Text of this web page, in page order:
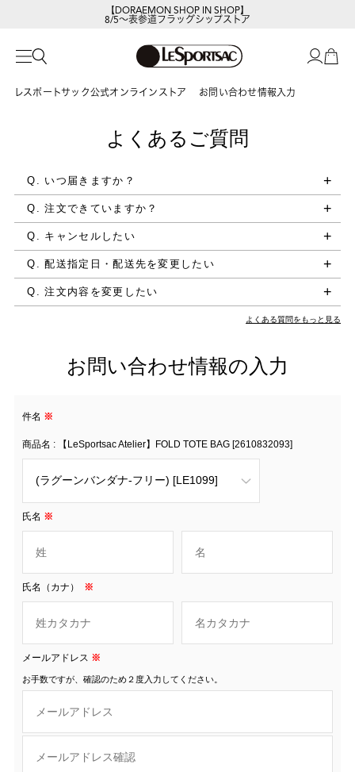
【DORAEMON SHOP IN SHOP】
8/5～表参道フラッグシップストア
レスポートサック公式オンラインストア お問い合わせ情報入力
よくあるご質問
Q. いつ届きますか？
Q. 注文できていますか？
Q. キャンセルしたい
Q. 配送指定日・配送先を変更したい
Q. 注文内容を変更したい
よくある質問をもっと見る
お問い合わせ情報の入力
件名 ※
商品名 : 【LeSportsac Atelier】FOLD TOTE BAG [2610832093]
氏名 ※
氏名（カナ） ※
メールアドレス ※
お手数ですが、確認のため２度入力してください。